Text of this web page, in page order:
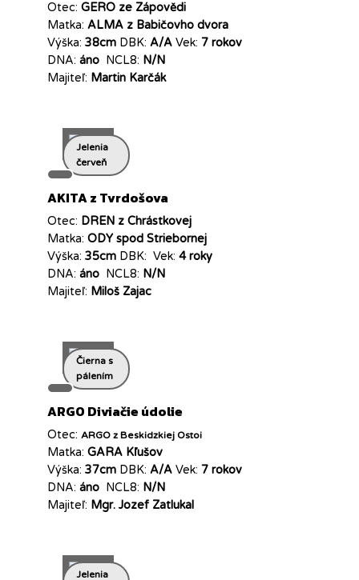
Otec: GERO ze Zápovědi
Matka: ALMA z Babičovho dvora
Výška: 38cm DBK: A/A Vek: 7 rokov
DNA: áno NCL8: N/N
Majiteľ: Martin Karčák
Jelenia
červeň
AKITA z Tvrdošova
Otec: DREN z Chrástkovej
Matka: ODY spod Striebornej
Výška: 35cm DBK: Vek: 4 roky
DNA: áno NCL8: N/N
Majiteľ: Miloš Zajac
Čierna s
pálením
ARGO Diviačie údolie
Otec: ARGO z Beskidzkiej Ostoi
Matka: GARA Kľušov
Výška: 37cm DBK: A/A Vek: 7 rokov
DNA: áno NCL8: N/N
Majiteľ: Mgr. Jozef Zatlukal
Jelenia